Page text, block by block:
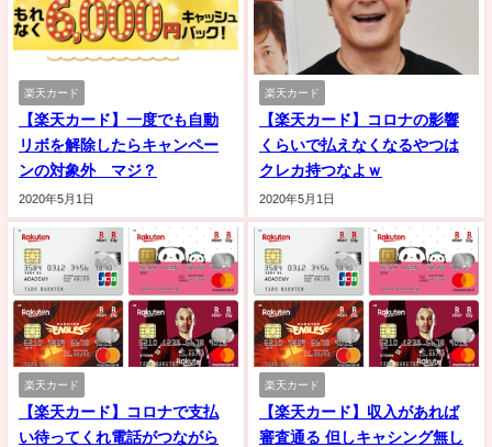
楽天カード
【楽天カード】一度でも自動
リボを解除したらキャンペー
ンの対象外 マジ？
2020年5月1日
楽天カード
【楽天カード】コロナの影響
くらいで払えなくなるやつは
クレカ持つなよｗ
2020年5月1日
楽天カード
【楽天カード】コロナで支払
い待ってくれ電話がつながら
楽天カード
【楽天カード】収入があれば
審査通る 但しキャシング無し